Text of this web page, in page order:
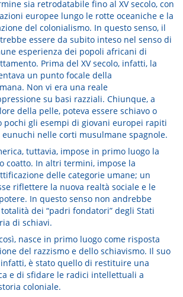
sia retrodatabile fino al XV secolo, con
europee lungo le rotte oceaniche e la
del colonialismo. In questo senso, il
essere da subito inteso nel senso di
esperienza dei popoli africani di
Prima del XV secolo, infatti, la
un punto focale della
Non vi era una reale
su basi razziali. Chiunque, a
della pelle, poteva essere schiavo o
pochi gli esempi di giovani europei rapiti
nelle corti musulmane spagnole.
tuttavia, impose in primo luogo la
coatto. In altri termini, impose la
delle categorie umane; un
riflettere la nuova realtà sociale e le
In questo senso non andrebbe
dei “padri fondatori” degli Stati
di schiavi.
nasce in primo luogo come risposta
del razzismo e dello schiavismo. Il suo
è stato quello di restituire una
e di sfidare le radici intellettuali a
coloniale.